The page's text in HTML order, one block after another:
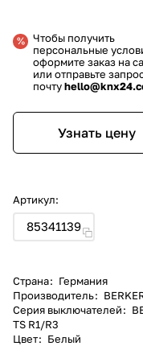
Чтобы получить
персональные
оформите заказ на
или отправьте
почту
Узнать цену
Артикул:
85341139
Страна: Германия
Производитель:
Серия выключателей:
TS R1/R3
Цвет: Белый